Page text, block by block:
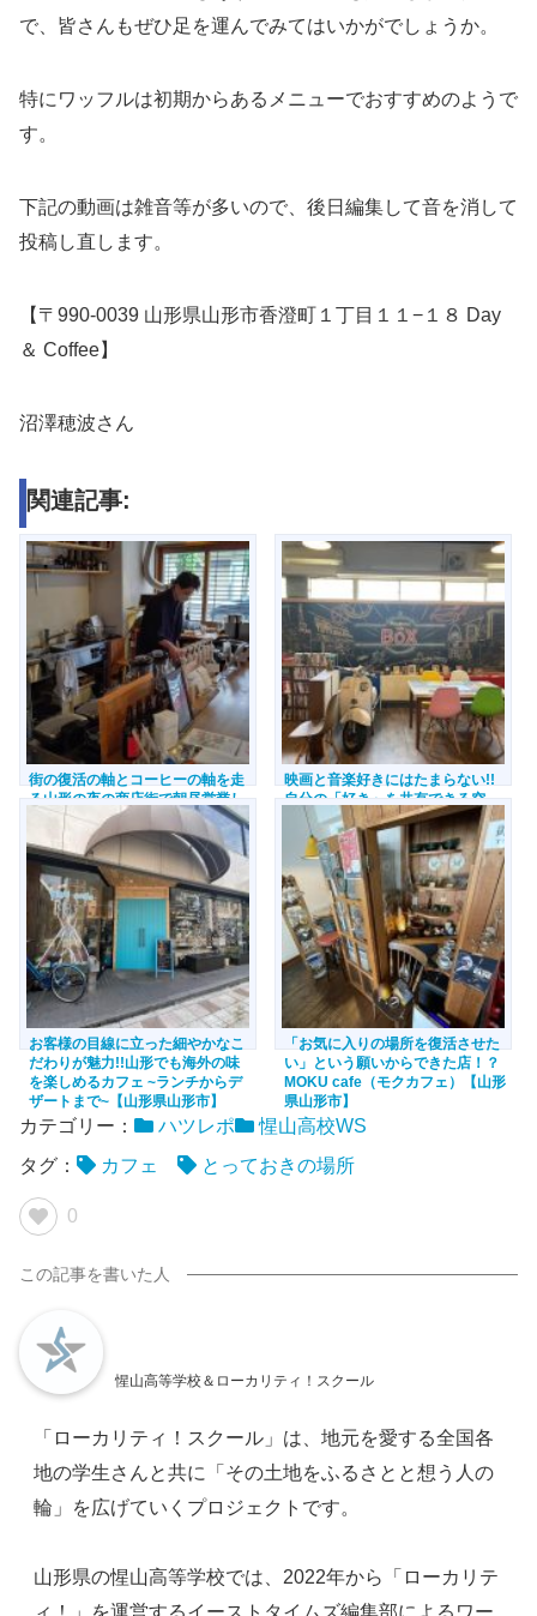
で、皆さんもぜひ足を運んでみてはいかがでしょうか。
特にワッフルは初期からあるメニューでおすすめのようで
す。
下記の動画は雑音等が多いので、後日編集して音を消して
投稿し直します。
【〒990-0039 山形県山形市香澄町１丁目１１−１８ Day
＆ Coffee】
沼澤穂波さん
関連記事:
街の復活の軸とコーヒーの軸を走
る山形の夜の商店街で朝昼営業し
ているカフェ 山形市香澄町の
Day & Coffee【山形県山形市】
映画と音楽好きにはたまらない!!
自分の「好き」を共有できる空
間・Playground Cafe BOX【山形
県山形市】
お客様の目線に立った細やかなこ
だわりが魅力!!山形でも海外の味
を楽しめるカフェ ~ランチからデ
ザートまで~【山形県山形市】
「お気に入りの場所を復活させた
い」という願いからできた店！？
MOKU cafe（モクカフェ）【山形
県山形市】
カテゴリー： ハツレポ
惺山高校WS
タグ：
カフェ とっておきの場所
0
惺山高等学校＆ローカリティ！スクール
「ローカリティ！スクール」は、地元を愛する全国各
地の学生さんと共に「その土地をふるさとと想う人の
輪」を広げていくプロジェクトです。
山形県の惺山高等学校では、2022年から「ローカリテ
ィ！」を運営するイーストタイムズ編集部によるワー